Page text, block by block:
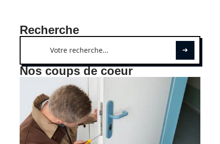
Recherche
Nos coups de coeur